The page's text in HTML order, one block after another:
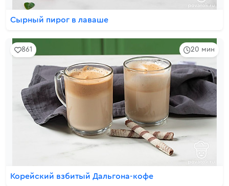
Сырный пирог в лаваше
20 мин
861
Корейский взбитый Дальгона-кофе